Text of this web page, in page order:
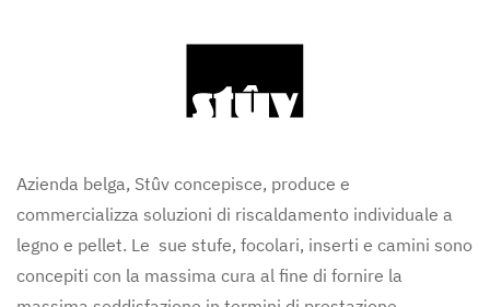
Azienda belga, Stûv concepisce, produce e
commercializza soluzioni di riscaldamento individuale a
legno e pellet. Le sue stufe, focolari, inserti e camini sono
concepiti con la massima cura al fine di fornire la